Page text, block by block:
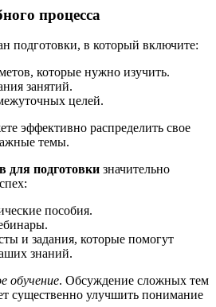
процесса
подготовки, в который включите:
которые нужно изучить.
занятий.
целей.
эффективно распределить свое
темы.
для подготовки значительно
пособия.
и задания, которые помогут
знаний.
обучение. Обсуждение сложных тем
существенно улучшить понимание